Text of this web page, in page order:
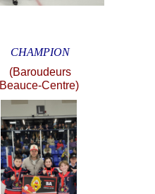
CHAMPION
(Baroudeurs
Beauce-Centre)